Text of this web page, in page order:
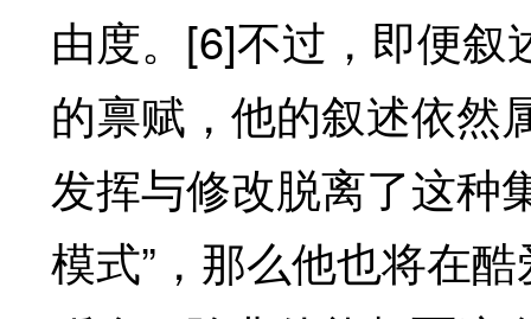
由度。[6]不过，即便
的禀赋，他的叙述依然
发挥与修改脱离了这种
模式”，那么他也将在